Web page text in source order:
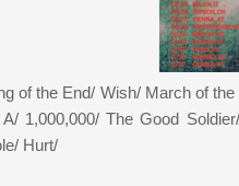
of the End/ Wish/ March of
1,000,000/ The Good
Hurt/